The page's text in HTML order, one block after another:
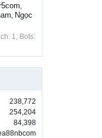
Ngọc
1, Bots:
238,772
254,204
84,398